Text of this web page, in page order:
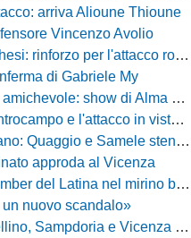
arriva Alioune Thioune
Vincenzo Avolio
per l'attacco rossonero
di Gabriele My
show di Alma con una cinquina
in vista della prossima Eccellenza
stendono il Piacenza nel test estivo
approda al Vicenza
Latina nel mirino biancazzurro
nuovo scandalo»
e Vicenza sull'attaccante dell'Entella